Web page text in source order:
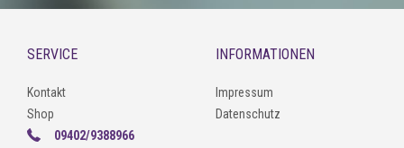
SERVICE
Kontakt
Shop
09402/9388966
INFORMATIONEN
Impressum
Datenschutz